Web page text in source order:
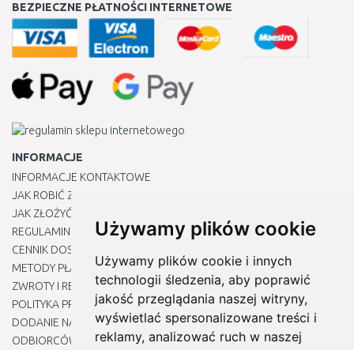
Używamy plików cookie
Używamy plików cookie i innych
technologii śledzenia, aby poprawić
jakość przeglądania naszej witryny,
wyświetlać spersonalizowane treści i
reklamy, analizować ruch w naszej
BEZPIECZNE PŁATNOŚCI INTERNETOWE
INFORMACJE
INFORMACJE KONTAKTOWE
JAK ROBIĆ ZAKUPY ?
JAK ZŁOŻYĆ REKLAMACJĘ
REGULAMIN
CENNIK DOSTAWY
METODY PŁATNOŚCI
ZWROTY I REKLAMACJE PRODUKTÓW
POLITYKA PRYWATNOŚCI
DODANIE NASZYCH ADRESÓW E-MAIL DO LISTY ZAUFANYCH
ODBIORCÓW